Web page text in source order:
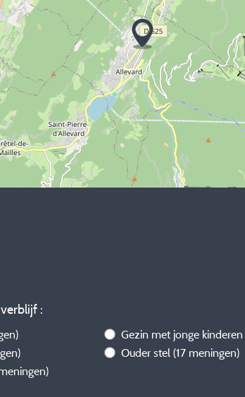
:
Gezin met jonge kinderen
Ouder stel (17 meningen)